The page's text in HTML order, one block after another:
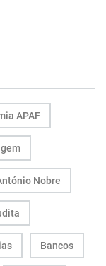
APAF
Nobre
Bancos